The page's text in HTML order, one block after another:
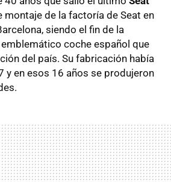
montaje de la factoría de Seat en
siendo el fin de la
coche español que
del país. Su fabricación había
y en esos 16 años se produjeron